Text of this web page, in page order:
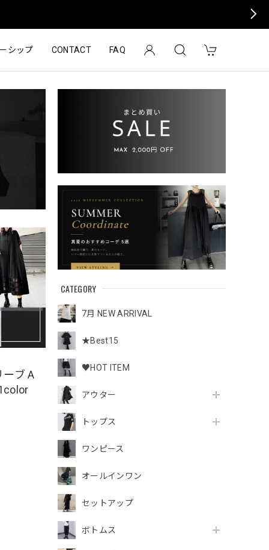
シップ CONTACT FAQ
CATEGORY
7月 NEW ARRIVAL
★Best15
♥HOT ITEM
アウター
トップス
ワンピース
オールインワン
セットアップ
ボトムス
ブ A